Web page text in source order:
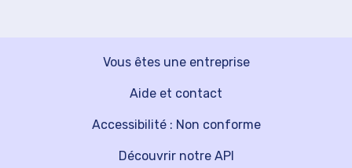
Vous êtes une entreprise
Découvrir notre API
Aide et contact
Accessibilité : Non conforme